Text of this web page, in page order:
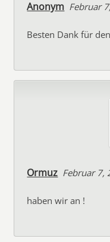
Anonym Februar
Besten Dank für
Ormuz Februar 7,
haben wir an !